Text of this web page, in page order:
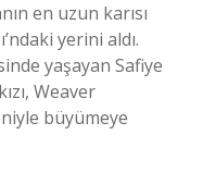
en uzun karısı
yerini aldı.
yaşayan Safiye
Weaver
büyümeye